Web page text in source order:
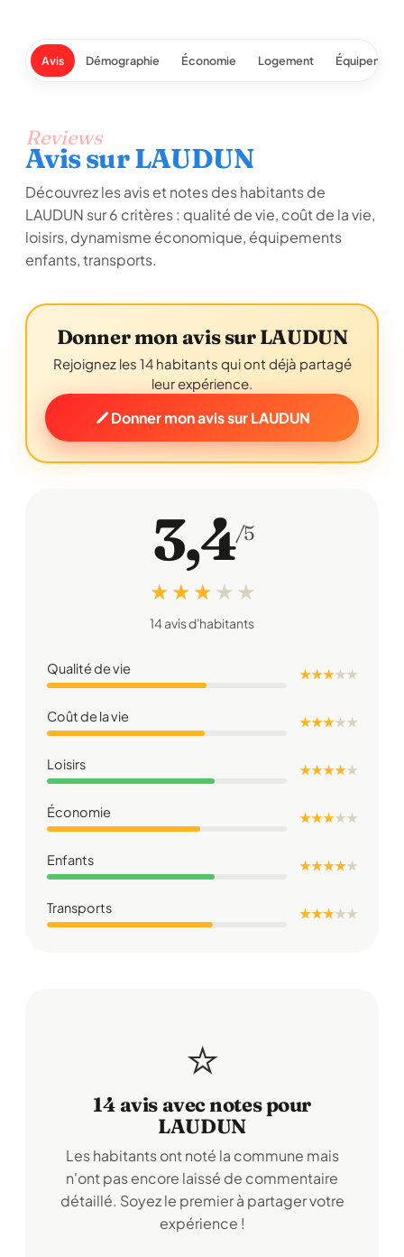
Avis Démographie Économie Logement
Reviews
Avis sur LAUDUN
Découvrez les avis et notes des habitants de
LAUDUN sur 6 critères : qualité de vie, coût de la vie,
loisirs, dynamisme économique, équipements
enfants, transports.
Donner mon avis sur LAUDUN
Rejoignez les 14 habitants qui ont déjà partagé
leur expérience.
Donner mon avis sur LAUDUN
3,4/5
★ ★ ★ ★ ★
14 avis d'habitants
Qualité de vie ★ ★ ★★★
Coût de la vie ★ ★ ★★★
Loisirs ★ ★ ★ ★★
Économie ★ ★ ★★★
Enfants ★ ★ ★ ★★
Transports ★ ★ ★★★
⭐
14 avis avec notes pour
LAUDUN
Les habitants ont noté la commune mais
n'ont pas encore laissé de commentaire
détaillé. Soyez le premier à partager votre
expérience !